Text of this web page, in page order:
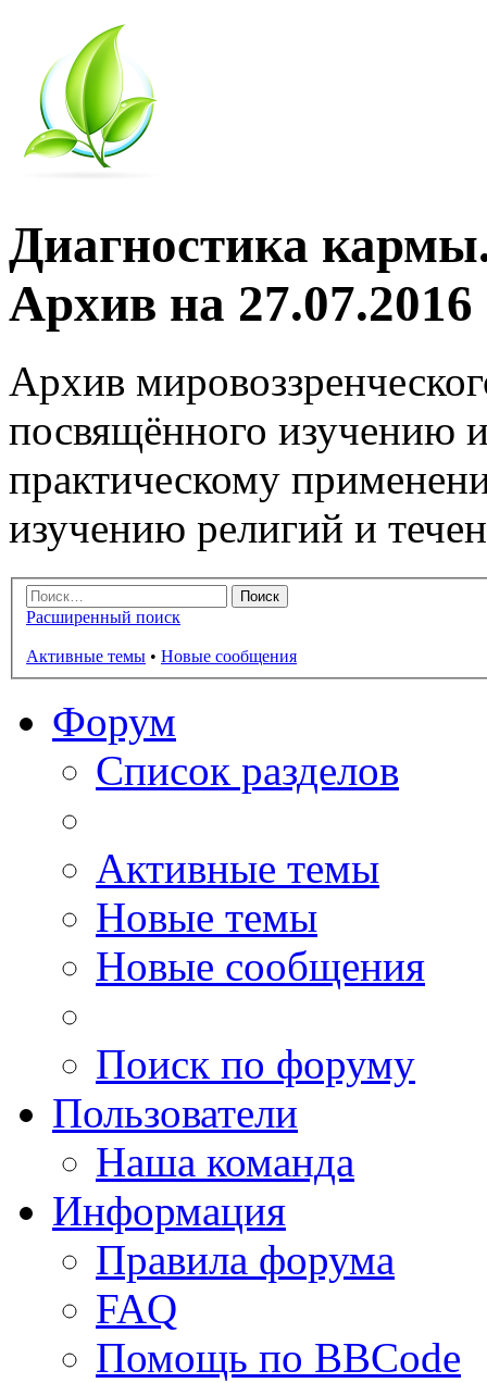
Диагностика
Архив на 27.07.2016
Архив
посвящённого изучению
практическому
изучению религий и
Расширенный поиск
Активные темы • Новые сообщения
Форум
Список разделов
Активные темы
Новые темы
Новые сообщения
Поиск по форуму
Пользователи
Наша команда
Информация
Правила форума
FAQ
Помощь по BBCode